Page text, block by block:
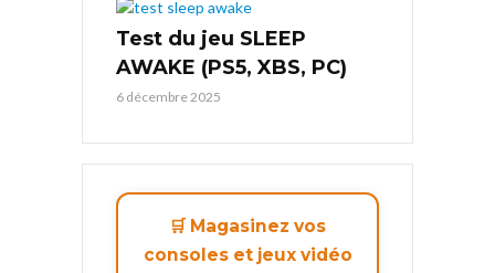
Test du jeu SLEEP
AWAKE (PS5, XBS, PC)
6 décembre 2025
🛒 Magasinez vos
consoles et jeux vidéo